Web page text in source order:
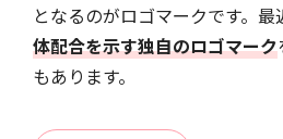
となるのがロゴマークです。最
体配合を示す独自のロゴマーク
もあります。